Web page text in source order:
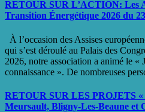
RETOUR SUR L’ACTION: Les
Transition Énergétique 2026 du
À l’occasion des Assises
qui s’est déroulé au Palais des
2026, notre association a animé le «
connaissance ». De nombreuses
RETOUR SUR LES PROJETS «
Meursault, Bligny-Les-Beaune et